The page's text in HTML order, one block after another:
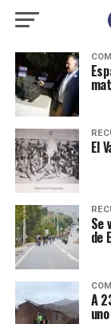
El
Se
de
A